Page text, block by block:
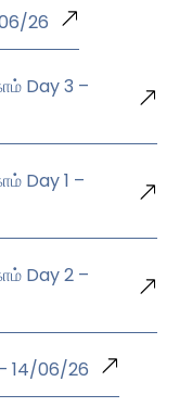
26
Day 3 –
Day 1 –
Day 2 –
14/06/26